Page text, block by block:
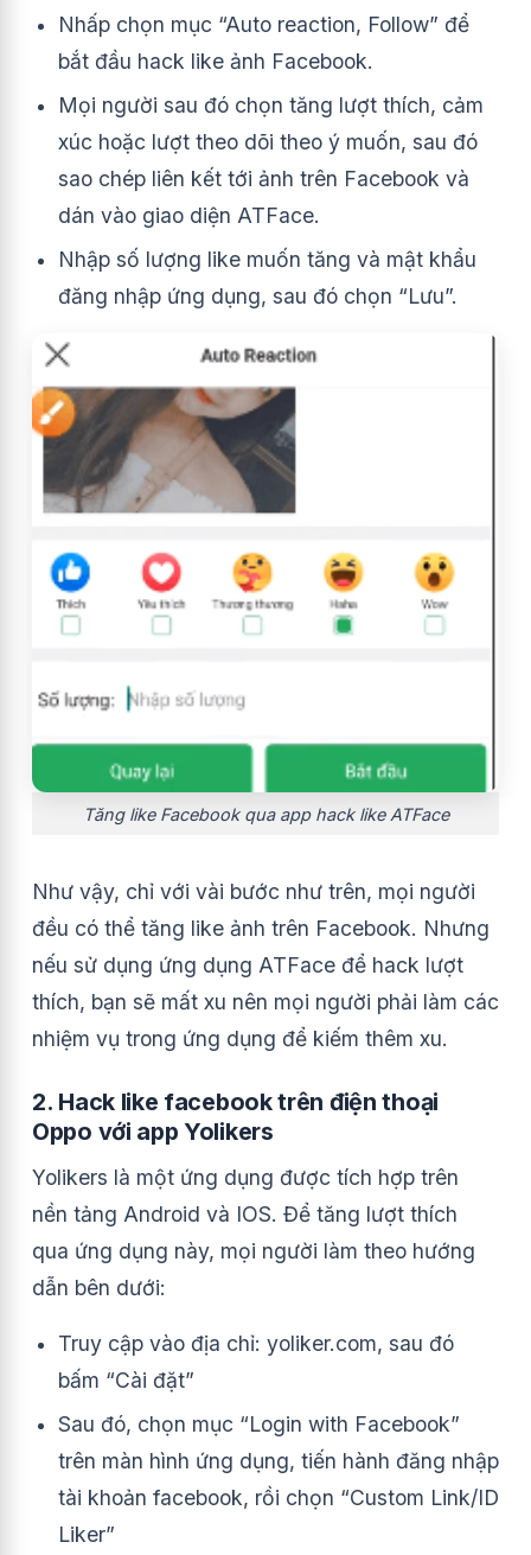
Nhấp chọn mục “Auto reaction, Follow” để
bắt đầu hack like ảnh Facebook.
Mọi người sau đó chọn tăng lượt thích, cảm
xúc hoặc lượt theo dõi theo ý muốn, sau đó
sao chép liên kết tới ảnh trên Facebook và
dán vào giao diện ATFace.
Nhập số lượng like muốn tăng và mật khẩu
đăng nhập ứng dụng, sau đó chọn “Lưu”.
Tăng like Facebook qua app hack like ATFace
Như vậy, chỉ với vài bước như trên, mọi người
đều có thể tăng like ảnh trên Facebook. Nhưng
nếu sử dụng ứng dụng ATFace để hack lượt
thích, bạn sẽ mất xu nên mọi người phải làm các
nhiệm vụ trong ứng dụng để kiếm thêm xu.
2. Hack like facebook trên điện thoại
Oppo với app Yolikers
Yolikers là một ứng dụng được tích hợp trên
nền tảng Android và IOS. Để tăng lượt thích
qua ứng dụng này, mọi người làm theo hướng
dẫn bên dưới:
Truy cập vào địa chỉ: yoliker.com, sau đó
bấm “Cài đặt”
Sau đó, chọn mục “Login with Facebook”
trên màn hình ứng dụng, tiến hành đăng nhập
tài khoản facebook, rồi chọn “Custom Link/ID
Liker”